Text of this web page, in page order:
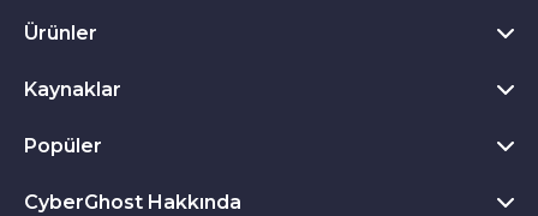
Ürünler
Windows için VPN
Chrome VPN eklentisi
Kaynaklar
VPN Nedir?
Gizlilik Merkezi
Popüler
Tüm değerlendirmeleri gör
CyberGhost Hakkında